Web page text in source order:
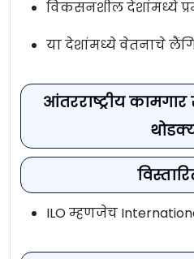
विकसनशील देशांमध्ये
या देशांमध्ये वेतनाचे
आंतरराष्ट्रीय
ILO म्हणजेच